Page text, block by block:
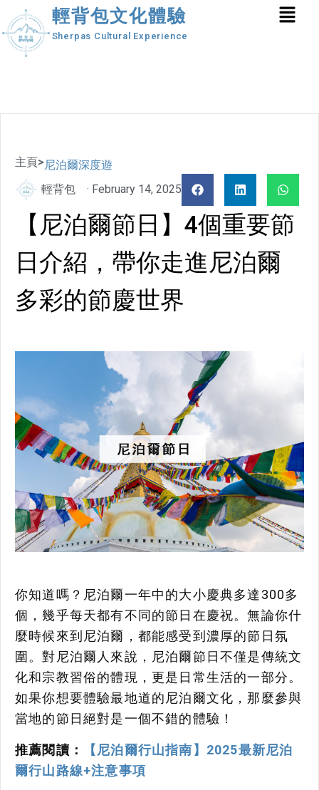
輕背包文化體驗
Sherpas Cultural Experience
主頁>尼泊爾深度遊
輕背包
· February 14, 2025
【尼泊爾節日】4個重要節
日介紹，帶你走進尼泊爾
多彩的節慶世界
你知道嗎？尼泊爾一年中的大小慶典多達300多
個，幾乎每天都有不同的節日在慶祝。無論你什
麼時候來到尼泊爾，都能感受到濃厚的節日氛
圍。對尼泊爾人來說，尼泊爾節日不僅是傳統文
化和宗教習俗的體現，更是日常生活的一部分。
如果你想要體驗最地道的尼泊爾文化，那麼參與
當地的節日絕對是一個不錯的體驗！
推薦閱讀：
【尼泊爾行山指南】2025最新尼泊
爾行山路線+注意事項